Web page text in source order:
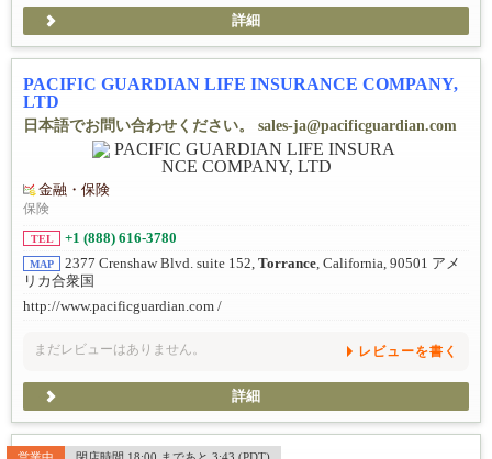
詳細
PACIFIC GUARDIAN LIFE INSURANCE COMPANY,
LTD
日本語でお問い合わせください。 sales-ja@pacificguardian.com
金融・保険
保険
TEL +1 (888) 616-3780
MAP 2377 Crenshaw Blvd. suite 152, Torrance, California, 90501 アメ
リカ合衆国
http://www.pacificguardian.com /
まだレビューはありません。 レビューを書く
詳細